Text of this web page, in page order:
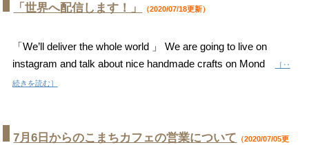
「世界へ配信します！」 （2020/07/18更新）
「We’ll deliver the whole world 」 We are going to live on
instagram and talk about nice handmade crafts on Mond
［‥
続きを読む］
7月6日からのこまちカフェの営業について （2020/07/05更